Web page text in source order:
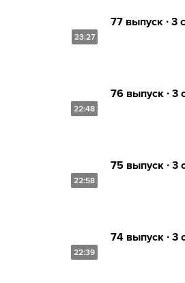
23:27
77 выпуск ∙ 3
22:48
76 выпуск ∙ 3
22:58
75 выпуск ∙ 3
22:39
74 выпуск ∙ 3